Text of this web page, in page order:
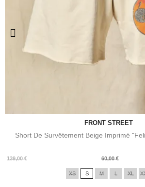
FRONT STREET
Short De Survêtement Beige Imprimé
139,00 €
Prix
60,00 €
Prix
XS S M L XL